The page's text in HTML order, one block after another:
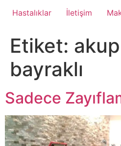
Hastalıklar
İletişim
Etiket:
bayraklı
Sadece